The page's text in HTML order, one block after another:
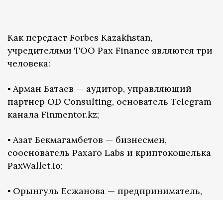
Как передает Forbes Kazakhstan,
учредителями ТОО Pax Finance являются три
человека:
▪️ Арман Батаев — аудитор, управляющий
партнер OD Consulting, основатель Telegram-
канала Finmentor.kz;
▪️ Азат Бекмагамбетов — бизнесмен,
сооснователь Paxaro Labs и криптокошелька
PaxWallet.io;
▪️ Орынгуль Есжанова — предприниматель,